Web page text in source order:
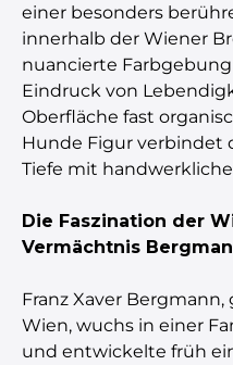
einer besonders
innerhalb der Wiener
nuancierte
Eindruck von
Oberfläche fast
Hunde Figur verbindet
Tiefe mit
Die Faszination der
Vermächtnis
Franz Xaver Bergmann,
Wien, wuchs in einer
und entwickelte früh